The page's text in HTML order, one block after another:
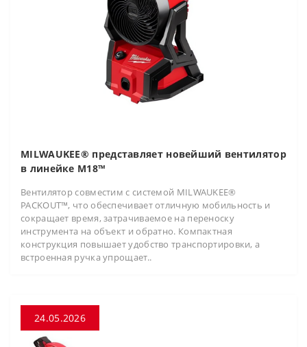
MILWAUKEE® представляет новейший вентилятор
в линейке M18™
Вентилятор совместим с системой MILWAUKEE®
PACKOUT™, что обеспечивает отличную мобильность и
сокращает время, затрачиваемое на переноску
инструмента на объект и обратно. Компактная
конструкция повышает удобство транспортировки, а
встроенная ручка упрощает..
24.05.2026